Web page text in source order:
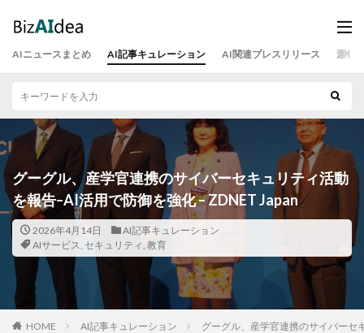
AIニュースまとめ AI記事キュレーション AI関連プレスリリース 運営
グーグル、産学官連携のサイバーセキュリティ活動
を報告–AI活用で防御を強化 – ZDNET Japan
2026年4月14日
AI記事キュレーション
AIサービス, セキュリティ, 教育
HOME AI記事キュレーション グーグル、産学官連携のサイバーセ